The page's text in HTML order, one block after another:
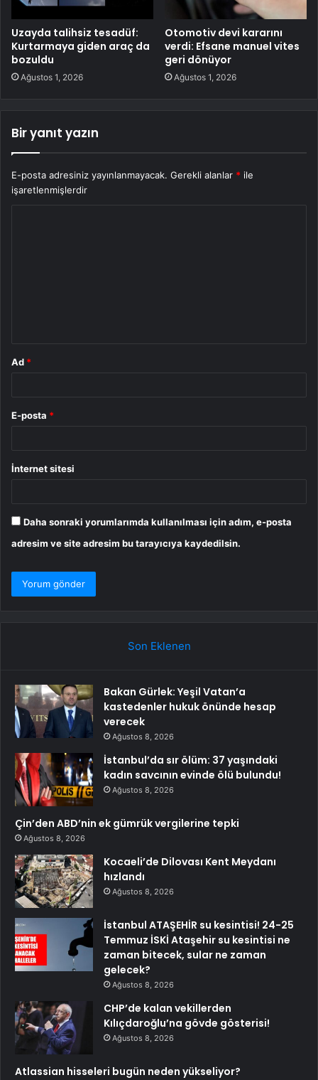
Uzayda talihsiz tesadüf:
Kurtarmaya giden araç da
bozuldu
Ağustos 1, 2026
Otomotiv devi kararını
verdi: Efsane manuel vites
geri dönüyor
Ağustos 1, 2026
Bir yanıt yazın
E-posta adresiniz yayınlanmayacak. Gerekli alanlar * ile
işaretlenmişlerdir
Ad *
E-posta *
İnternet sitesi
Daha sonraki yorumlarımda kullanılması için adım, e-posta
adresim ve site adresim bu tarayıcıya kaydedilsin.
Son Eklenen
Bakan Gürlek: Yeşil Vatan’a
kastedenler hukuk önünde hesap
verecek
Ağustos 8, 2026
İstanbul’da sır ölüm: 37 yaşındaki
kadın savcının evinde ölü bulundu!
Ağustos 8, 2026
Çin’den ABD’nin ek gümrük vergilerine tepki
Ağustos 8, 2026
Kocaeli’de Dilovası Kent Meydanı
hızlandı
Ağustos 8, 2026
İstanbul ATAŞEHİR su kesintisi! 24-25
Temmuz İSKİ Ataşehir su kesintisi ne
zaman bitecek, sular ne zaman
gelecek?
Ağustos 8, 2026
CHP’de kalan vekillerden
Kılıçdaroğlu’na gövde gösterisi!
Ağustos 8, 2026
Atlassian hisseleri bugün neden yükseliyor?